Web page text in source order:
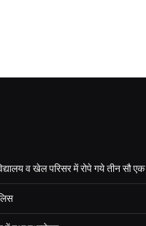
व खेल परिसर में रोपे गये तीन सौ एक